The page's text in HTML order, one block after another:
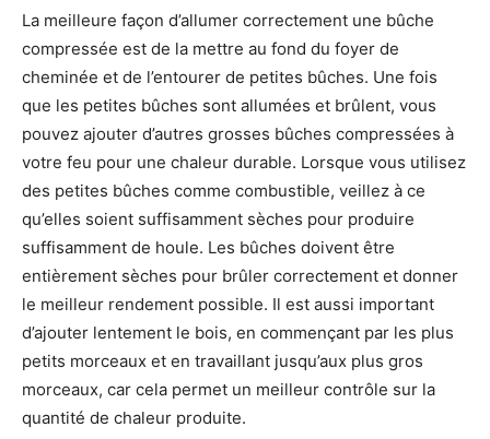
La meilleure façon d’allumer correctement une bûche
compressée est de la mettre au fond du foyer de
cheminée et de l’entourer de petites bûches. Une fois
que les petites bûches sont allumées et brûlent, vous
pouvez ajouter d’autres grosses bûches compressées à
votre feu pour une chaleur durable. Lorsque vous utilisez
des petites bûches comme combustible, veillez à ce
qu’elles soient suffisamment sèches pour produire
suffisamment de houle. Les bûches doivent être
entièrement sèches pour brûler correctement et donner
le meilleur rendement possible. Il est aussi important
d’ajouter lentement le bois, en commençant par les plus
petits morceaux et en travaillant jusqu’aux plus gros
morceaux, car cela permet un meilleur contrôle sur la
quantité de chaleur produite.